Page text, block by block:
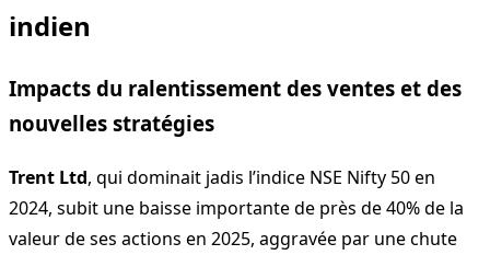
indien
Impacts du ralentissement des ventes et des
nouvelles stratégies
Trent Ltd, qui dominait jadis l’indice NSE Nifty 50 en
2024, subit une baisse importante de près de 40% de la
valeur de ses actions en 2025, aggravée par une chute